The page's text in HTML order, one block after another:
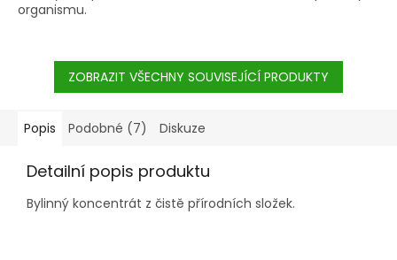
organismu.
ZOBRAZIT VŠECHNY SOUVISEJÍCÍ PRODUKTY
Popis Podobné (7) Diskuze
Detailní popis produktu
Bylinný koncentrát z čistě přírodních složek.